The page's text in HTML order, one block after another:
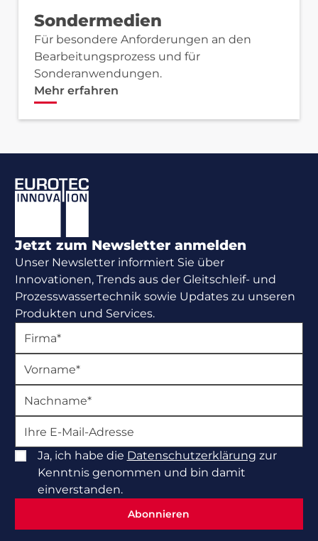
Sondermedien
Für besondere Anforderungen an den
Bearbeitungsprozess und für
Sonderanwendungen.
Mehr erfahren
Jetzt zum Newsletter anmelden
Unser Newsletter informiert Sie über
Innovationen, Trends aus der Gleitschleif- und
Prozesswassertechnik sowie Updates zu unseren
Produkten und Services.
Ja, ich habe die Datenschutzerklärung zur
Kenntnis genommen und bin damit
einverstanden.
Abonnieren